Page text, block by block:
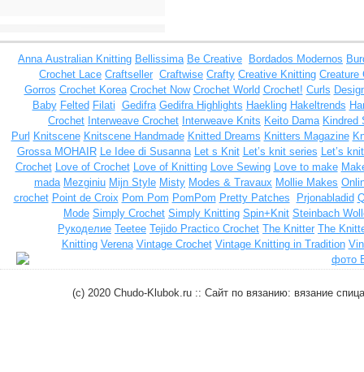
Anna Australian Knitting Bellissima Be Creative Bordados Modernos
Crochet Lace Craftseller Craftwise Crafty Creative Knitting Creature
Gorros Crochet Korea Crochet Now Crochet World Crochet! Curls
Baby Felted Filati Gedifra Gedifra Highlights Haekling Hakeltrends
Crochet Interweave Crochet Interweave Knits Keito Dama Kindred
Purl Knitscene Knitscene Handmade Knitted Dreams Knitters Magazine
Grossa MOHAIR Le Idee di Susanna Let s Knit Let’s knit series Let’s
Crochet Love of Crochet Love of Knitting Love Sewing Love to make
mada Mezginiu Mijn Style Misty Modes & Travaux Mollie Makes
crochet Point de Croix Pom Pom PomPom Pretty Patches Prjonabladid
Mode Simply Crochet Simply Knitting Spin+Knit Steinbach
Рукоделие Teetee Tejido Practico Crochet The Knitter The
Knitting Verena Vintage Crochet Vintage Knitting in Tradition
(c) 2020 Chudo-Klubok.ru :: Сайт по вязанию: вязание